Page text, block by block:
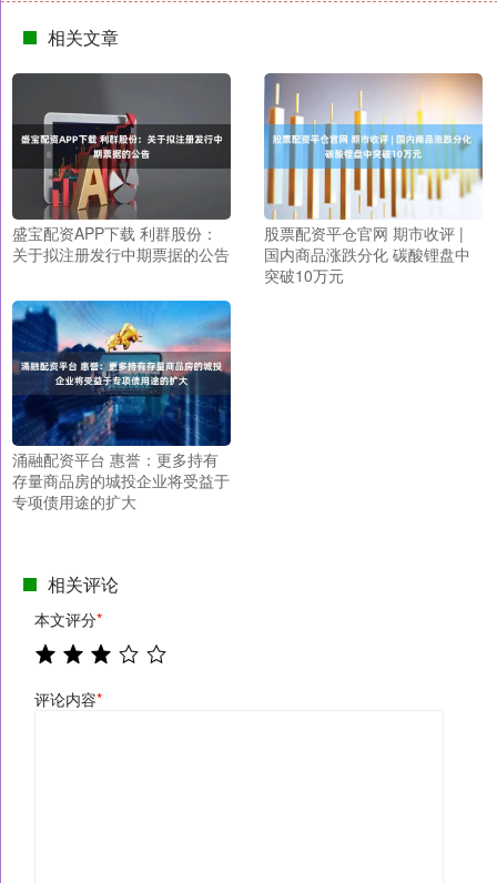
相关文章
盛宝配资APP下载 利群股份：
关于拟注册发行中期票据的公告
股票配资平仓官网 期市收评 |
国内商品涨跌分化 碳酸锂盘中
突破10万元
涌融配资平台 惠誉：更多持有
存量商品房的城投企业将受益于
专项债用途的扩大
相关评论
本文评分*
评论内容*